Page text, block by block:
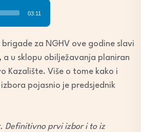
03:11
za NGHV ove godine slavi
u sklopu obilježavanja planiran
Kazalište. Više o tome kako i
pojasnio je predsjednik
Definitivno prvi izbor i to iz